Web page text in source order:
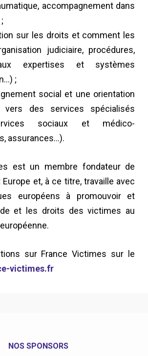
accompagnement dans
sur les droits et comment les
judiciaire, procédures,
expertises et systèmes
;
social et une orientation
vers des services spécialisés
sociaux et médico-
assurances…).
est un membre fondateur de
et, à ce titre, travaille avec
européens à promouvoir et
et les droits des victimes au
sur France Victimes sur le
victimes.fr
NOS SPONSORS